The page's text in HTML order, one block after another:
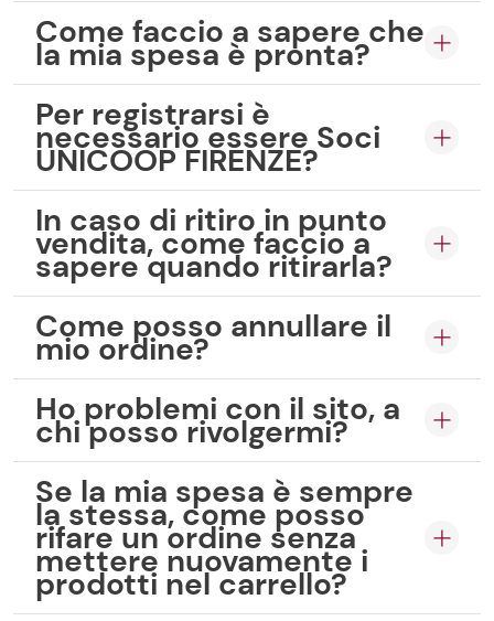
Come faccio a sapere che
la mia spesa è pronta?
Per registrarsi è
necessario essere Soci
UNICOOP FIRENZE?
In caso di ritiro in punto
vendita, come faccio a
sapere quando ritirarla?
Come posso annullare il
mio ordine?
Ho problemi con il sito, a
chi posso rivolgermi?
Se la mia spesa è sempre
la stessa, come posso
rifare un ordine senza
mettere nuovamente i
prodotti nel carrello?